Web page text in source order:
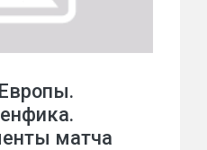
матча